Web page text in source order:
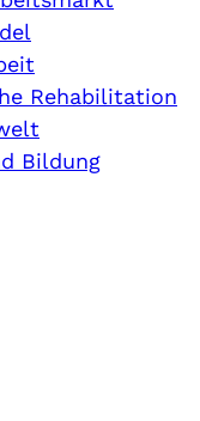
Rehabilitation
Bildung